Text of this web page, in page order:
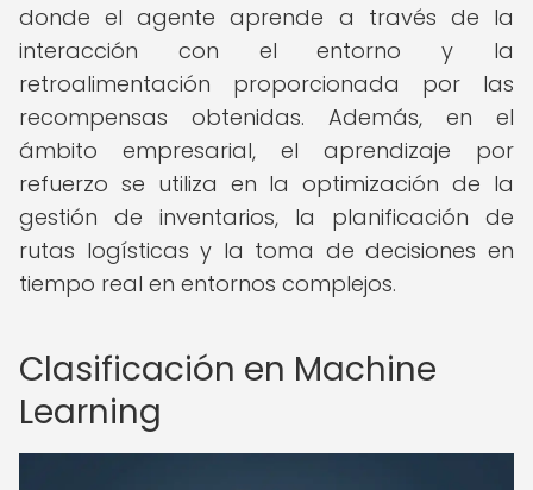
donde el agente aprende a través de la
interacción con el entorno y la
retroalimentación proporcionada por las
recompensas obtenidas. Además, en el
ámbito empresarial, el aprendizaje por
refuerzo se utiliza en la optimización de la
gestión de inventarios, la planificación de
rutas logísticas y la toma de decisiones en
tiempo real en entornos complejos.
Clasificación en Machine
Learning